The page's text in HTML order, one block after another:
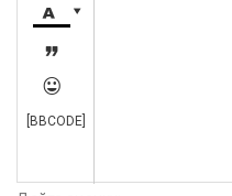




[BBCODE]